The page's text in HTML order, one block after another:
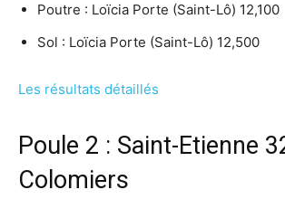
Poutre : Loïcia Porte (Saint-Lô) 12,100
Sol : Loïcia Porte (Saint-Lô) 12,500
Les résultats détaillés
Poule 2 : Saint-Etienne
Colomiers